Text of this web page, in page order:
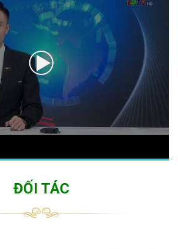
ĐỐI TÁC